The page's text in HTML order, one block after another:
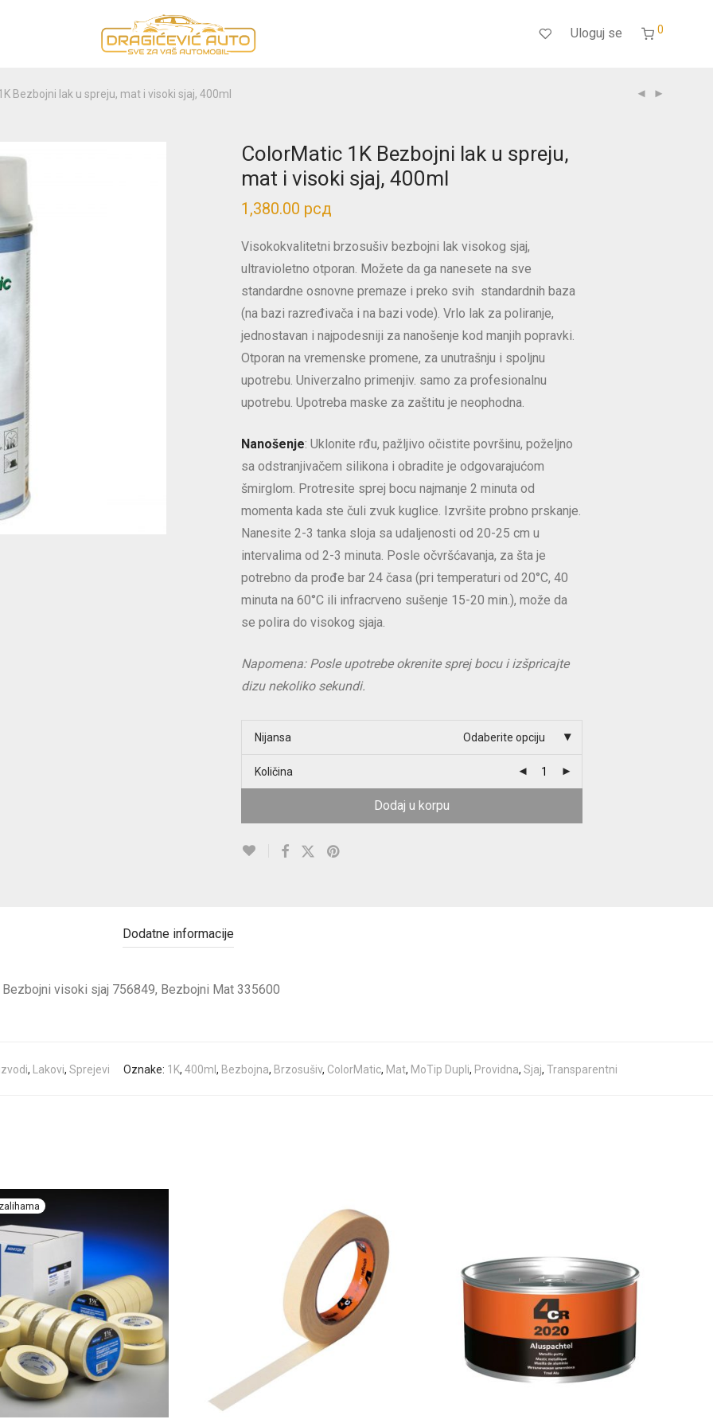
Uloguj se 0
Bezbojni lak u spreju, mat i visoki sjaj, 400ml
ColorMatic 1K Bezbojni lak u spreju,
mat i visoki sjaj, 400ml
1,380.00 рсд
Visokokvalitetni brzosušiv bezbojni lak visokog sjaj,
ultravioletno otporan. Možete da ga nanesete na sve
standardne osnovne premaze i preko svih standardnih baza
(na bazi razređivača i na bazi vode). Vrlo lak za poliranje,
jednostavan i najpodesniji za nanošenje kod manjih popravki.
Otporan na vremenske promene, za unutrašnju i spoljnu
upotrebu. Univerzalno primenjiv. samo za profesionalnu
upotrebu. Upotreba maske za zaštitu je neophodna.
Nanošenje: Uklonite rđu, pažljivo očistite površinu, poželjno
sa odstranjivačem silikona i obradite je odgovarajućom
šmirglom. Protresite sprej bocu najmanje 2 minuta od
momenta kada ste čuli zvuk kuglice. Izvršite probno prskanje.
Nanesite 2-3 tanka sloja sa udaljenosti od 20-25 cm u
intervalima od 2-3 minuta. Posle očvršćavanja, za šta je
potrebno da prođe bar 24 časa (pri temperaturi od 20°C, 40
minuta na 60°C ili infracrveno sušenje 15-20 min.), može da
se polira do visokog sjaja.
Napomena: Posle upotrebe okrenite sprej bocu i izšpricajte
dizu nekoliko sekundi.
Nijansa Odaberite opciju
Količina
Dodaj u korpu
Dodatne informacije
Bezbojni visoki sjaj 756849, Bezbojni Mat 335600
, Lakovi, Sprejevi Oznake: 1K, 400ml , Bezbojna, Brzosušiv, ColorMatic, Mat, MoTip Dupli, Providna, Sjaj, Transparentni